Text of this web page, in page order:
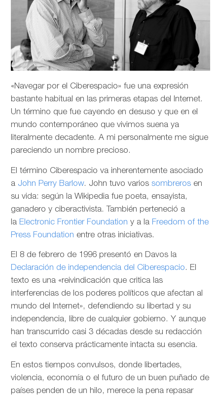
«Navegar por el Ciberespacio» fue una expresión
bastante habitual en las primeras etapas del Internet.
Un término que fue cayendo en desuso y que en el
mundo contemporáneo que vivimos suena ya
literalmente decadente. A mi personalmente me sigue
pareciendo un nombre precioso.
El término Ciberespacio va inherentemente asociado
a John Perry Barlow. John tuvo variossombreros en
su vida: según la Wikipedia fue poeta, ensayista,
ganadero y ciberactivista. También perteneció a
la Electronic Frontier Foundation y a la Freedom of the
Press Foundation entre otras iniciativas.
El 8 de febrero de 1996 presentó en Davos la
Declaración de independencia del Ciberespacio. El
texto es una «reivindicación que critica las
interferencias de los poderes políticos que afectan al
mundo del Internet», defendiendo su libertad y su
independencia, libre de cualquier gobierno. Y aunque
han transcurrido casi 3 décadas desde su redacción
el texto conserva prácticamente intacta su esencia.
En estos tiempos convulsos, donde libertades,
violencia, economía o el futuro de un buen puñado de
países penden de un hilo, merece la pena repasar